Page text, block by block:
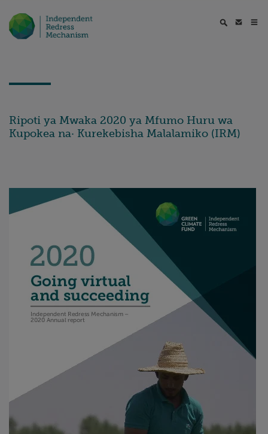
Ripoti ya Mwaka 2020 ya Mfumo Huru wa
Kupokea na· Kurekebisha Malalamiko (IRM)